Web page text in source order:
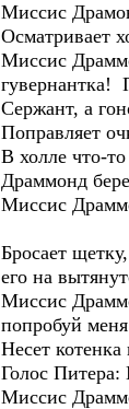
Миссис
Осматривает
Миссис
гувернантка!
Сержант, а
Поправляет
В холле что-
Драммонд
Миссис
Бросает
его на
Миссис
попробуй
Несет котенка
Голос
Миссис